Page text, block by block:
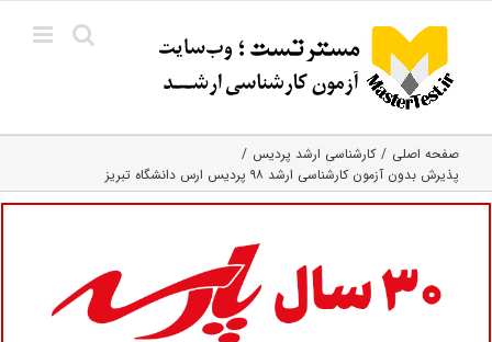
content
صفحه اصلی
کارشناسی ارشد پردیس
پذیرش بدون آزمون کارشناسی ارشد ۹۸ پردیس ارس دانشگاه تبریز